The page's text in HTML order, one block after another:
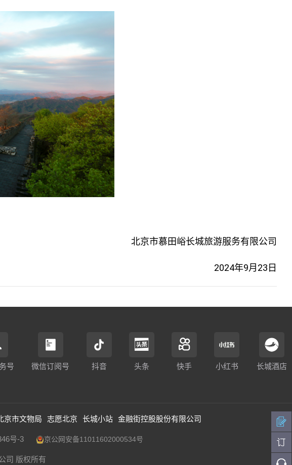
北京市慕田峪长城旅游服务有限公司
2024年9月23日
号 微信订阅号 抖音 头条 快手 小红书 长城酒店
京市文物局 志愿北京 长城小站 金融街控股股份有限公司
号-3 京公网安备11011602000534号
司 版权所有